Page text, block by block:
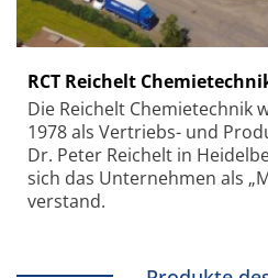
RCT Reichelt
Die Reichelt Chemietechnik
1978 als Vertriebs- und
Dr. Peter Reichelt in
sich das Unternehmen als
verstand.